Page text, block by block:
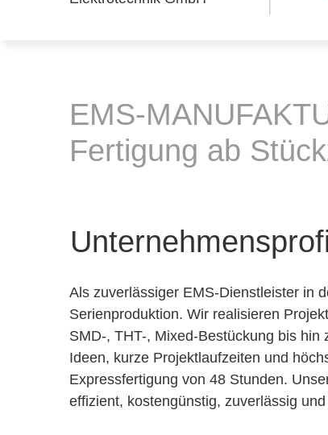
EMS-
Fertigung ab
Unternehmensprofil
Als zuverlässiger EMS-Dienstleister in
Serienproduktion. Wir realisieren
SMD-, THT-, Mixed-Bestückung bis
Ideen, kurze Projektlaufzeiten und
Expressfertigung von 48 Stunden.
effizient, kostengünstig, zuverlässig